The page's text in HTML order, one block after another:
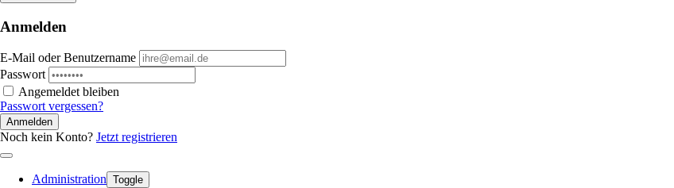
Anmelden
E-Mail oder Benutzername
Passwort
Angemeldet bleiben
Passwort vergessen?
Anmelden
Noch kein Konto? Jetzt registrieren
Administration Toggle